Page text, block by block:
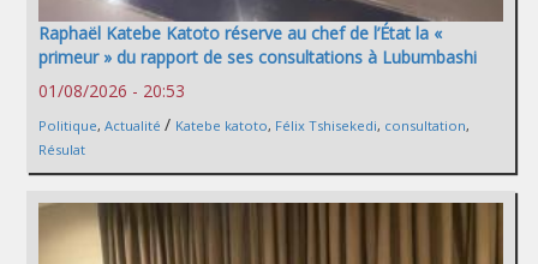
Raphaël Katebe Katoto réserve au chef de l’État la «
primeur » du rapport de ses consultations à Lubumbashi
01/08/2026 - 20:53
Politique, Actualité / Katebe katoto, Félix Tshisekedi, consultation,
Résulat